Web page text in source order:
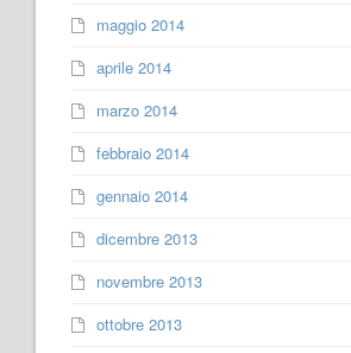
maggio 2014
aprile 2014
marzo 2014
febbraio 2014
gennaio 2014
dicembre 2013
novembre 2013
ottobre 2013